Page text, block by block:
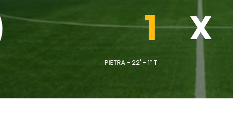
1
PIETRA - 22' - 1º T
X